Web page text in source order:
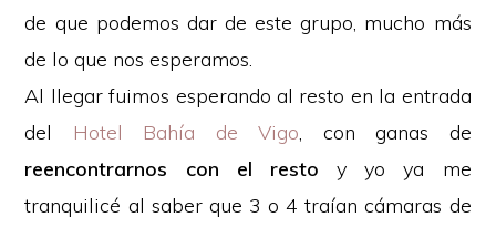
de que podemos dar de este grupo, mucho más
de lo que nos esperamos.
Al llegar fuimos esperando al resto en la entrada
del Hotel Bahía de Vigo, con ganas de
reencontrarnos con el resto y yo ya me
tranquilicé al saber que 3 o 4 traían cámaras de